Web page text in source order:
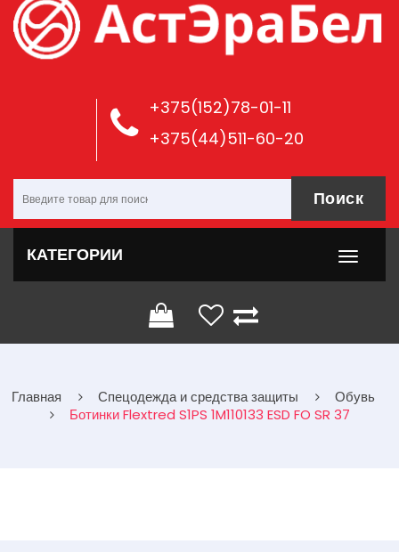
+375(152)78-01-11
+375(44)511-60-20
Поиск
КАТЕГОРИИ
Главная Спецодежда и средства защиты
Обувь
Ботинки Flextred S1PS 1M110133 ESD FO SR 37